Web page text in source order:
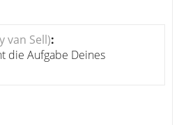
van Sell):
die Aufgabe Deines